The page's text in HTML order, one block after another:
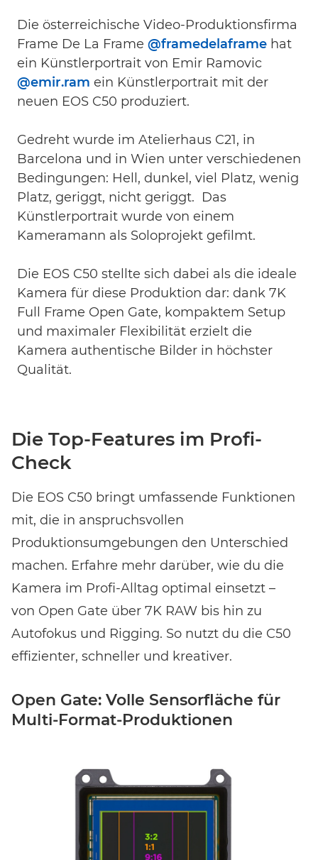
Die österreichische Video-Produktionsfirma
Frame De La Frame @framedelaframe hat
ein Künstlerportrait von Emir Ramovic
@emir.ram ein Künstlerportrait mit der
neuen EOS C50 produziert.
Gedreht wurde im Atelierhaus C21, in
Barcelona und in Wien unter verschiedenen
Bedingungen: Hell, dunkel, viel Platz, wenig
Platz, geriggt, nicht geriggt. Das
Künstlerportrait wurde von einem
Kameramann als Soloprojekt gefilmt.
Die EOS C50 stellte sich dabei als die ideale
Kamera für diese Produktion dar: dank 7K
Full Frame Open Gate, kompaktem Setup
und maximaler Flexibilität erzielt die
Kamera authentische Bilder in höchster
Qualität.
Die Top-Features im Profi-
Check
Die EOS C50 bringt umfassende Funktionen
mit, die in anspruchsvollen
Produktionsumgebungen den Unterschied
machen. Erfahre mehr darüber, wie du die
Kamera im Profi-Alltag optimal einsetzt –
von Open Gate über 7K RAW bis hin zu
Autofokus und Rigging. So nutzt du die C50
effizienter, schneller und kreativer.
Open Gate: Volle Sensorfläche für
Multi-Format-Produktionen